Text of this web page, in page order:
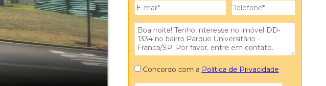
Franca Garden (2)
Montreux Swiss Residencial (1)
Recanto das Flores (1)
Veredas de Franca (2)
Concordo com a Política de Privacidade